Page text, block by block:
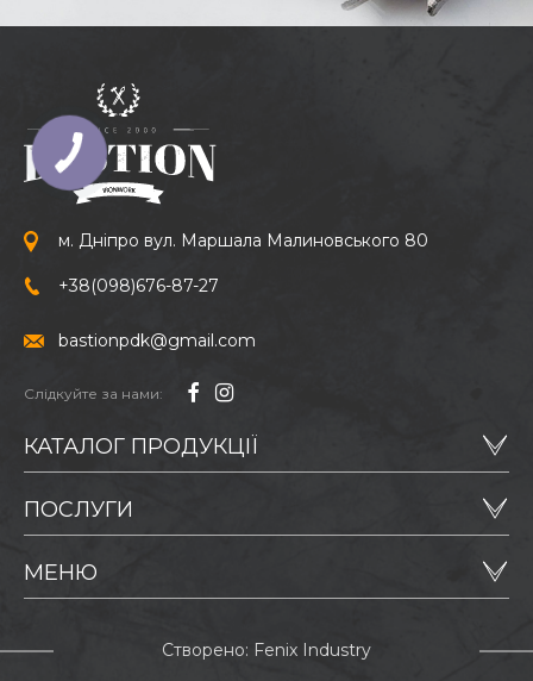
м. Дніпро вул. Маршала Малиновського 80
+38(098)676-87-27
bastionpdk@gmail.com
Слідкуйте за нами:
КАТАЛОГ ПРОДУКЦІЇ
ПОСЛУГИ
МЕНЮ
Створено: Fenix Industry